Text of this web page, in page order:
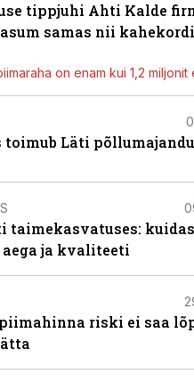
tippjuhi Ahti Kalde
samas nii
on enam kui 1,2 miljonit
toimub Läti
taimekasvatuses:
ja kvaliteeti
riski ei saa